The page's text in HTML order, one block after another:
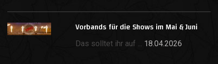
Vorbands für die Shows im Mai & Juni
Das solltet ihr auf ... 18.04.2026